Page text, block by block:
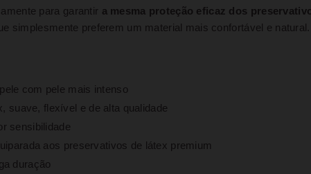
para garantir a mesma proteção eficaz dos
simplesmente preferem um material mais confortável e natural.
com pele mais intenso
suave, flexível e de alta qualidade
sensibilidade
aos preservativos de látex premium
duração